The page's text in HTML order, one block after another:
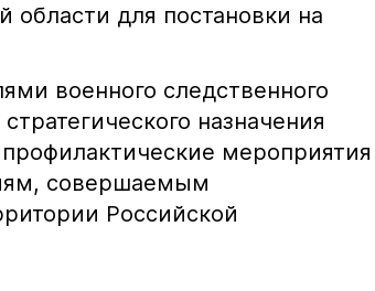
области для постановки на
военного следственного
назначения
мероприятия
совершаемым
Российской